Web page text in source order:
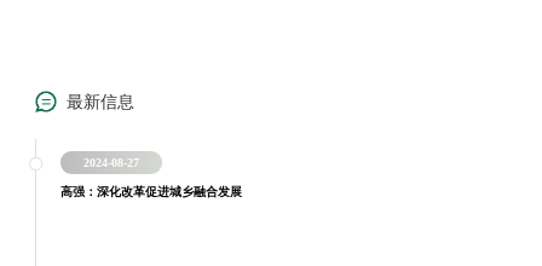
最新信息
2024-08-27
高强：深化改革促进城乡融合发展